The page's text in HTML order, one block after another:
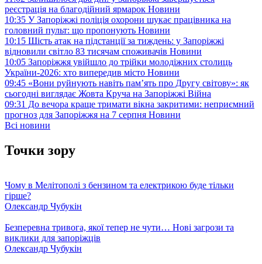
реєстрація на благодійний ярмарок Новини
10:35 У Запоріжжі поліція охорони шукає працівника на
головний пульт: що пропонують Новини
10:15 Шість атак на підстанції за тиждень: у Запоріжжі
відновили світло 83 тисячам споживачів Новини
10:05 Запоріжжя увійшло до трійки молодіжних столиць
України-2026: хто випередив місто Новини
09:45 «Вони руйнують навіть пам’ять про Другу світову»: як
сьогодні виглядає Жовта Круча на Запоріжжі Війна
09:31 До вечора краще тримати вікна закритими: неприємний
прогноз для Запоріжжя на 7 серпня Новини
Всі новини
Точки зору
Чому в Мелітополі з бензином та електрикою буде тільки
гірше?
Олександр Чубукін
Безперевна тривога, якої тепер не чути… Нові загрози та
виклики для запоріжців
Олександр Чубукін